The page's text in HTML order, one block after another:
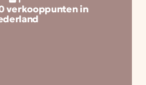
verkooppunten in